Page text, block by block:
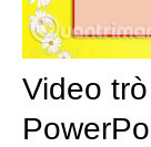
Video